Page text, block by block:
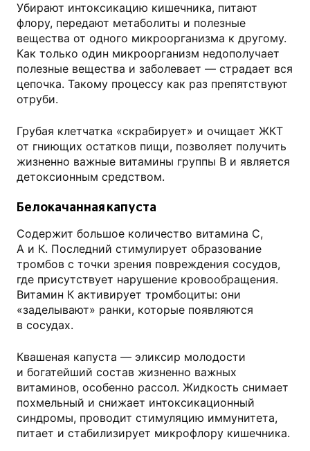
Убирают интоксикацию кишечника, питают
флору, передают метаболиты и полезные
вещества от одного микроорганизма к другому.
Как только один микроорганизм недополучает
полезные вещества и заболевает — страдает вся
цепочка. Такому процессу как раз препятствуют
отруби.
Грубая клетчатка «скрабирует» и очищает ЖКТ
от гниющих остатков пищи, позволяет получить
жизненно важные витамины группы В и является
детоксионным средством.
Белокачанная капуста
Содержит большое количество витамина С,
А и К. Последний стимулирует образование
тромбов с точки зрения повреждения сосудов,
где присутствует нарушение кровообращения.
Витамин К активирует тромбоциты: они
«заделывают» ранки, которые появляются
в сосудах.
Квашеная капуста — эликсир молодости
и богатейший состав жизненно важных
витаминов, особенно рассол. Жидкость снимает
похмельный и снижает интоксикационный
синдромы, проводит стимуляцию иммунитета,
питает и стабилизирует микрофлору кишечника.